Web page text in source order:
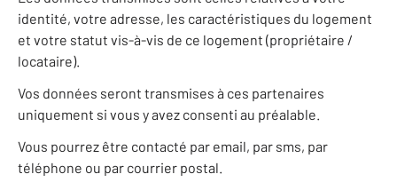
identité, votre adresse, les caractéristiques du logement
et votre statut vis-à-vis de ce logement (propriétaire /
locataire).
Vos données seront transmises à ces partenaires
uniquement si vous y avez consenti au préalable.
Vous pourrez être contacté par email, par sms, par
téléphone ou par courrier postal.